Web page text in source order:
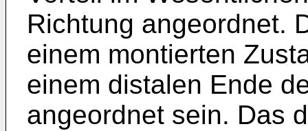
Richtung angeordnet.
einem montierten
einem distalen Ende
angeordnet sein. Das